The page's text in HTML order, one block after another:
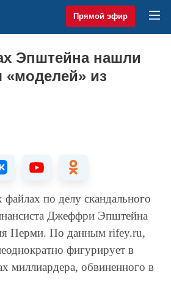
Прямой эфир
Эпштейна нашли
из
по делу скандального
Джеффри Эпштейна
Перми. По данным rifey.ru,
фигурирует в
миллиардера, обвиненного в